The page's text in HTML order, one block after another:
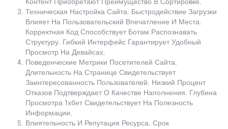
Контент Приобретают Преимущество В Сортировке.
Техническая Настройка Сайта. Быстродействие Загрузки
Влияет На Пользовательский Впечатление И Места.
Корректная Код Способствует Ботам Распознавать
Структуру. Гибкий Интерфейс Гарантирует Удобный
Просмотр На Девайсах.
Поведенческие Метрики Посетителей Сайта.
Длительность На Странице Свидетельствует
Заинтересованность Пользователей. Низкий Процент
Отказов Подтверждает О Качестве Наполнения. Глубина
Просмотра 1хбет Свидетельствует На Полезность
Информации.
Влиятельность И Репутация Ресурса. Срок